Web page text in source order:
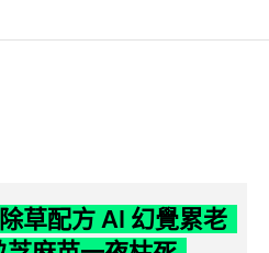
草配方 AI 幻覺累老